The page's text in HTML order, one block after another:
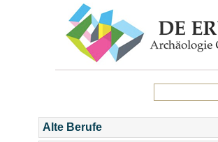
Alte Berufe